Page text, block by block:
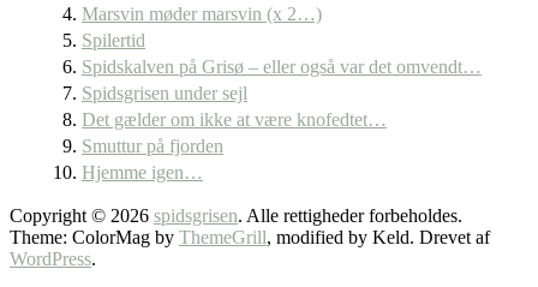
Marsvin møder marsvin (x 2…)
Spilertid
Spidskalven på Grisø – eller også var det omvendt…
Spidsgrisen under sejl
Det gælder om ikke at være knofedtet…
Smuttur på fjorden
Hjemme igen…
Copyright © 2026 spidsgrisen. Alle rettigheder forbeholdes.
Theme: ColorMag by ThemeGrill, modified by Keld. Drevet af
WordPress.